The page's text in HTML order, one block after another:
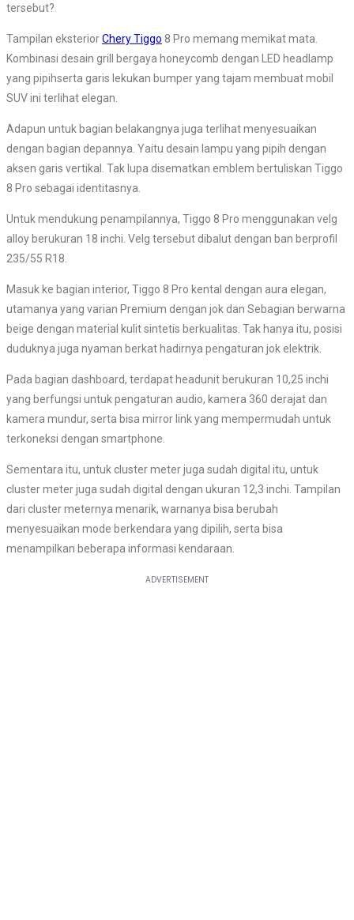
tersebut?
Tampilan eksteriorChery Tiggo 8 Pro memang memikat mata.
Kombinasi desain grill bergaya honeycomb dengan LED headlamp
yang pipihserta garis lekukan bumper yang tajam membuat mobil
SUV ini terlihat elegan.
Adapun untuk bagian belakangnya juga terlihat menyesuaikan
dengan bagian depannya. Yaitu desain lampu yang pipih dengan
aksen garis vertikal. Tak lupa disematkan emblem bertuliskan Tiggo
8 Pro sebagai identitasnya.
Untuk mendukung penampilannya, Tiggo 8 Pro menggunakan velg
alloy berukuran 18 inchi. Velg tersebut dibalut dengan ban berprofil
235/55 R18.
Masuk ke bagian interior, Tiggo 8 Pro kental dengan aura elegan,
utamanya yang varian Premium dengan jok dan Sebagian berwarna
beige dengan material kulit sintetis berkualitas. Tak hanya itu, posisi
duduknya juga nyaman berkat hadirnya pengaturan jok elektrik.
Pada bagian dashboard, terdapat headunit berukuran 10,25 inchi
yang berfungsi untuk pengaturan audio, kamera 360 derajat dan
kamera mundur, serta bisa mirror link yang mempermudah untuk
terkoneksi dengan smartphone.
Sementara itu, untuk cluster meter juga sudah digital itu, untuk
cluster meter juga sudah digital dengan ukuran 12,3 inchi. Tampilan
dari cluster meternya menarik, warnanya bisa berubah
menyesuaikan mode berkendara yang dipilih, serta bisa
menampilkan beberapa informasi kendaraan.